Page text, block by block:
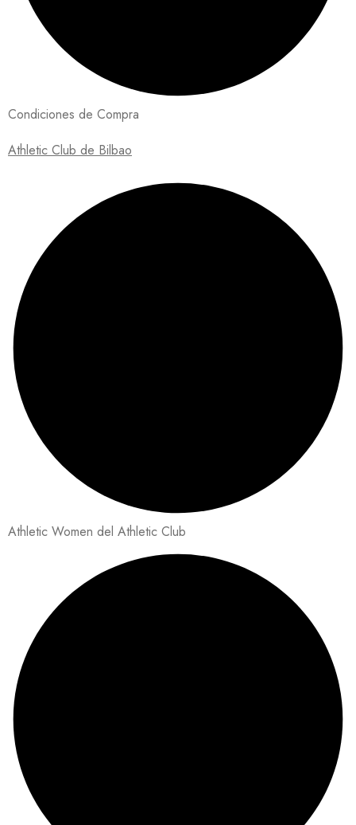
Condiciones de Compra
Athletic Club de Bilbao
Athletic Women del Athletic Club